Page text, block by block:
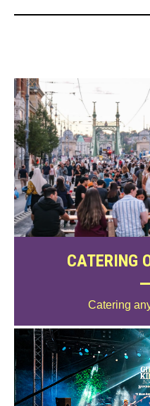
CATERING
Catering